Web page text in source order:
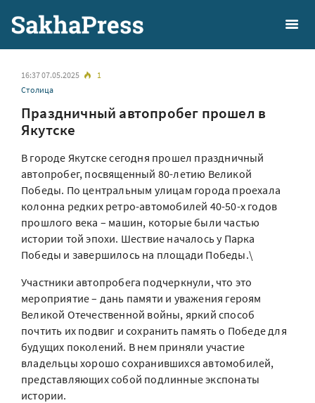
16:37 07.05.2025
1
Столица
Праздничный автопробег прошел в
Якутске
В городе Якутске сегодня прошел праздничный
автопробег, посвященный 80-летию Великой
Победы. По центральным улицам города проехала
колонна редких ретро-автомобилей 40-50-х годов
прошлого века – машин, которые были частью
истории той эпохи. Шествие началось у Парка
Победы и завершилось на площади Победы.\
Участники автопробега подчеркнули, что это
мероприятие – дань памяти и уважения героям
Великой Отечественной войны, яркий способ
почтить их подвиг и сохранить память о Победе для
будущих поколений. В нем приняли участие
владельцы хорошо сохранившихся автомобилей,
представляющих собой подлинные экспонаты
истории.